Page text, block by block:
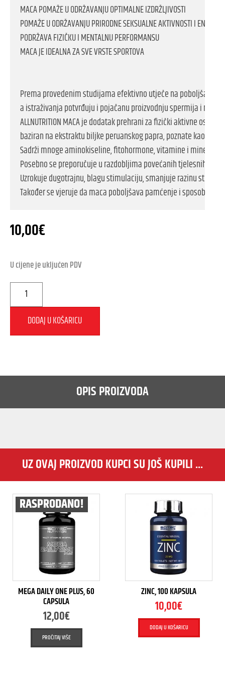
MACA POMAŽE U ODRŽAVANJU OPTIMALNE IZDRŽLJIVOSTI
POMAŽE U ODRŽAVANJU PRIRODNE SEKSUALNE AKTIVNOSTI I ENERGIJE
PODRŽAVA FIZIČKU I MENTALNU PERFORMANSU
MACA JE IDEALNA ZA SVE VRSTE SPORTOVA
Prema provedenim studijama efektivno utječe na poboljšanje
a istraživanja potvrđuju i pojačanu proizvodnju spermija i
ALLNUTRITION MACA je dodatak prehrani za fizički aktivne osobe,
baziran na ekstraktu biljke peruanskog papra, poznate kao
Sadrži mnoge aminokiseline, fitohormone, vitamine i minerale.
Posebno se preporučuje u razdobljima povećanih tjelesnih i
Uzrokuje dugotrajnu, blagu stimulaciju, smanjuje razinu stresa
Također se vjeruje da maca poboljšava pamćenje i sposobnost
10,00€
U cijene je uključen PDV
DODAJ U KOŠARICU
OPIS PROIZVODA
UZ OVAJ PROIZVOD KUPCI SU JOŠ KUPILI ...
RASPRODANO!
MEGA DAILY ONE PLUS, 60
CAPSULA
12,00€
PROČITAJ VIŠE
ZINC, 100 KAPSULA
10,00€
DODAJ U KOŠARICU